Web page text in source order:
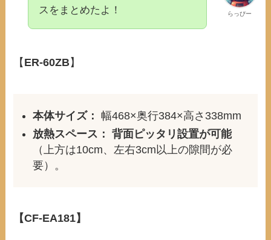
らっぴー
スをまとめたよ！
【 ER-60ZB】
本体サイズ： 幅468×奥行384×高さ338mm
放熱スペース： 背面ピッタリ設置が可能
（上方は10cm、左右3cm以上の隙間が必
要）。
【CF-EA181】